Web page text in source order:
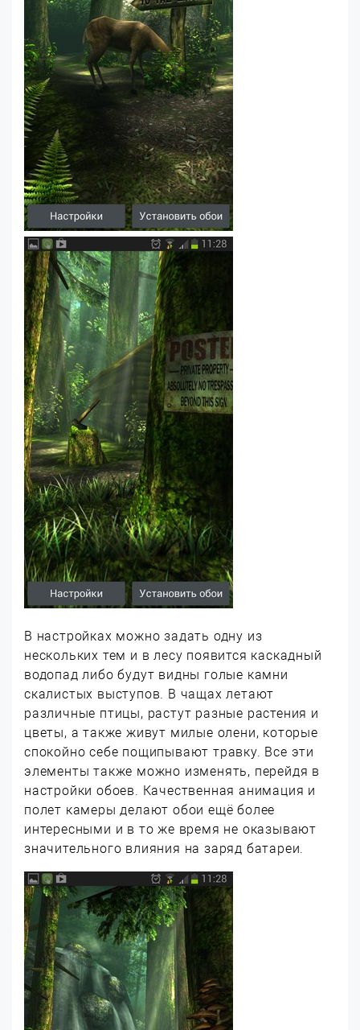
В настройках можно задать одну из
нескольких тем и в лесу появится каскадный
водопад либо будут видны голые камни
скалистых выступов. В чащах летают
различные птицы, растут разные растения и
цветы, а также живут милые олени, которые
спокойно себе пощипывают травку. Все эти
элементы также можно изменять, перейдя в
настройки обоев. Качественная анимация и
полет камеры делают обои ещё более
интересными и в то же время не оказывают
значительного влияния на заряд батареи.